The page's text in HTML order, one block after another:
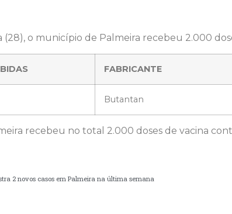
(28), o município de Palmeira recebeu 2.000
FABRICANTE
Butantan
recebeu no total 2.000 doses de vacina
2 novos casos em Palmeira na última semana